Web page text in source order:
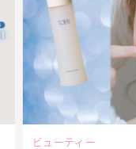
ビューティー